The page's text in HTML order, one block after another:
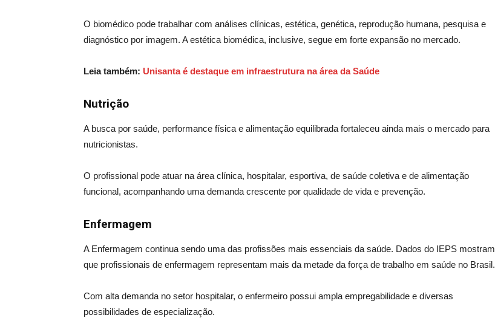
O biomédico pode trabalhar com análises clínicas, estética, genética, reprodução humana, pesquisa e
diagnóstico por imagem. A estética biomédica, inclusive, segue em forte expansão no mercado.
Leia também: Unisanta é destaque em infraestrutura na área da Saúde
Nutrição
A busca por saúde, performance física e alimentação equilibrada fortaleceu ainda mais o mercado para
nutricionistas.
O profissional pode atuar na área clínica, hospitalar, esportiva, de saúde coletiva e de alimentação
funcional, acompanhando uma demanda crescente por qualidade de vida e prevenção.
Enfermagem
A Enfermagem continua sendo uma das profissões mais essenciais da saúde. Dados do IEPS mostram
que profissionais de enfermagem representam mais da metade da força de trabalho em saúde no Brasil.
Com alta demanda no setor hospitalar, o enfermeiro possui ampla empregabilidade e diversas
possibilidades de especialização.